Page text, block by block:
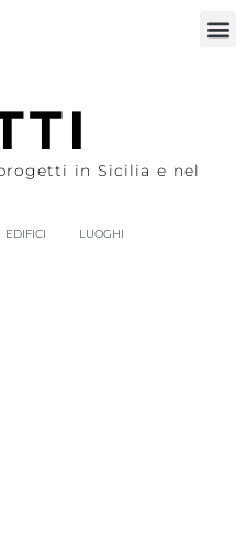
in Sicilia e nel
EDIFICI LUOGHI